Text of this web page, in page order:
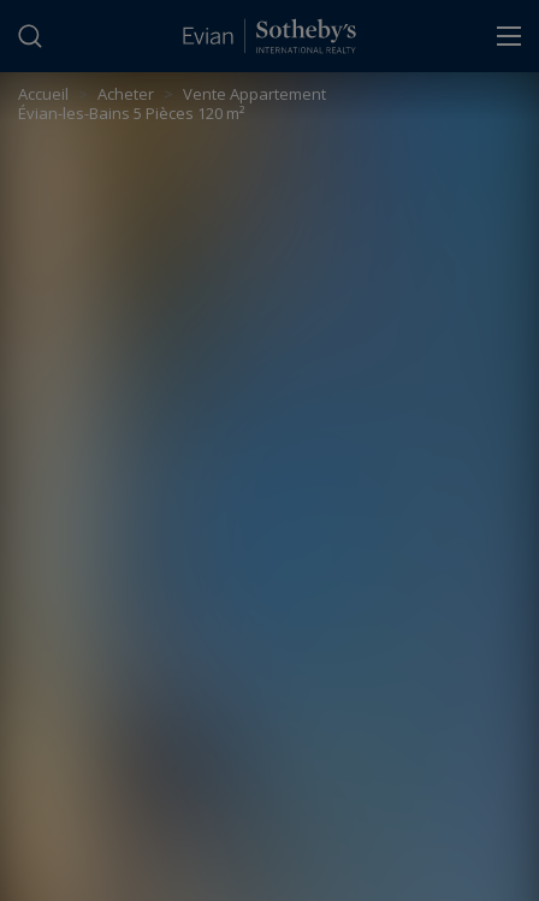
Accueil > Acheter > Vente Appartement
Évian-les-Bains 5 Pièces 120 m²